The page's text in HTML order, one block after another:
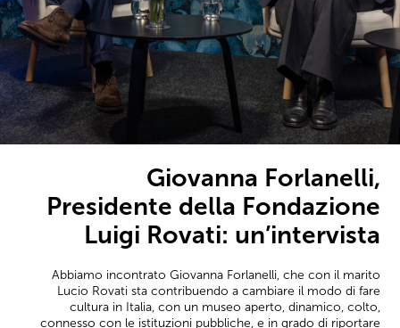
Giovanna Forlanelli,
Presidente della Fondazione
Luigi Rovati: un’intervista
Abbiamo incontrato Giovanna Forlanelli, che con il marito
Lucio Rovati sta contribuendo a cambiare il modo di fare
cultura in Italia, con un museo aperto, dinamico, colto,
connesso con le istituzioni pubbliche, e in grado di riportare